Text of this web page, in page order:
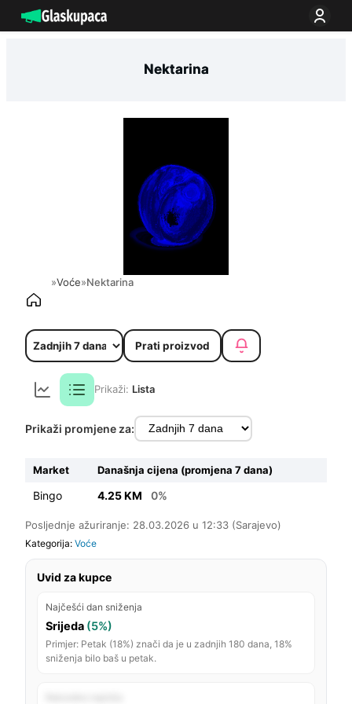
na
Nektarina
»Voće»Nektarina
Prati proizvod
Prikaži: Lista
Prikaži promjene za:
Market Današnja cijena (promjena 7 dana)
Bingo 4.25 KM 0%
Posljednje ažuriranje: 28.03.2026 u 12:33 (Sarajevo)
Kategorija: Voće
Uvid za kupce
Najčešći dan sniženja
Srijeda (5%)
Primjer: Petak (18%) znači da je u zadnjih 180 dana, 18%
sniženja bilo baš u petak.